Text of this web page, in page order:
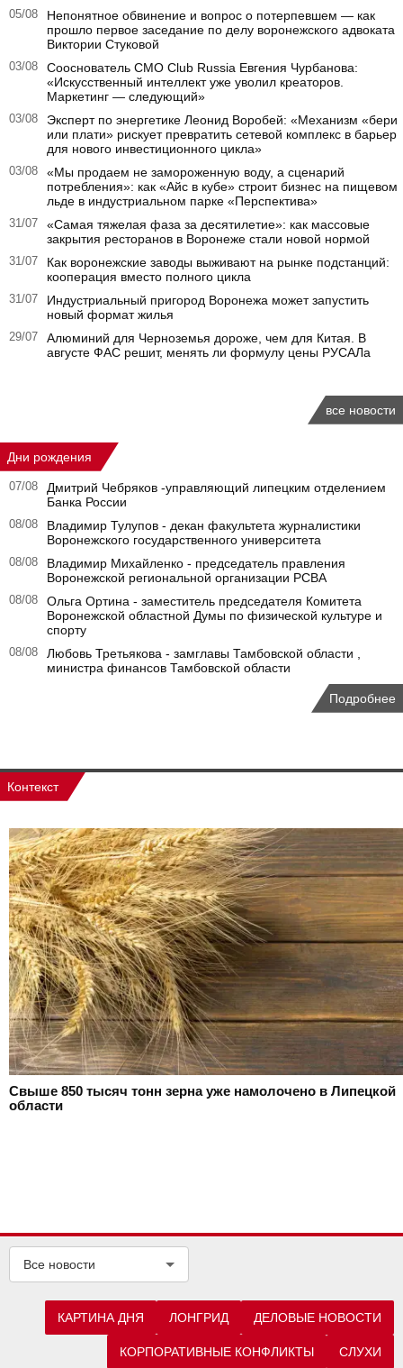
05/08
Непонятное обвинение и вопрос о потерпевшем — как
прошло первое заседание по делу воронежского адвоката
Виктории Стуковой
03/08
Сооснователь CMO Club Russia Евгения Чурбанова:
«Искусственный интеллект уже уволил креаторов.
Маркетинг — следующий»
03/08
Эксперт по энергетике Леонид Воробей: «Механизм «бери
или плати» рискует превратить сетевой комплекс в барьер
для нового инвестиционного цикла»
03/08
«Мы продаем не замороженную воду, а сценарий
потребления»: как «Айс в кубе» строит бизнес на пищевом
льде в индустриальном парке «Перспектива»
31/07
«Самая тяжелая фаза за десятилетие»: как массовые
закрытия ресторанов в Воронеже стали новой нормой
31/07
Как воронежские заводы выживают на рынке подстанций:
кооперация вместо полного цикла
31/07
Индустриальный пригород Воронежа может запустить
новый формат жилья
29/07
Алюминий для Черноземья дороже, чем для Китая. В
августе ФАС решит, менять ли формулу цены РУСАЛа
все новости
Дни рождения
07/08
Дмитрий Чебряков -управляющий липецким отделением
Банка России
08/08
Владимир Тулупов - декан факультета журналистики
Воронежского государственного университета
08/08
Владимир Михайленко - председатель правления
Воронежской региональной организации РСВА
08/08
Ольга Ортина - заместитель председателя Комитета
Воронежской областной Думы по физической культуре и
спорту
08/08
Любовь Третьякова - замглавы Тамбовской области ,
министра финансов Тамбовской области
Подробнее
Контекст
Свыше 850 тысяч тонн зерна уже намолочено в Липецкой
области
Все новости
КАРТИНА ДНЯ ЛОНГРИД ДЕЛОВЫЕ НОВОСТИ
КОРПОРАТИВНЫЕ КОНФЛИКТЫ СЛУХИ